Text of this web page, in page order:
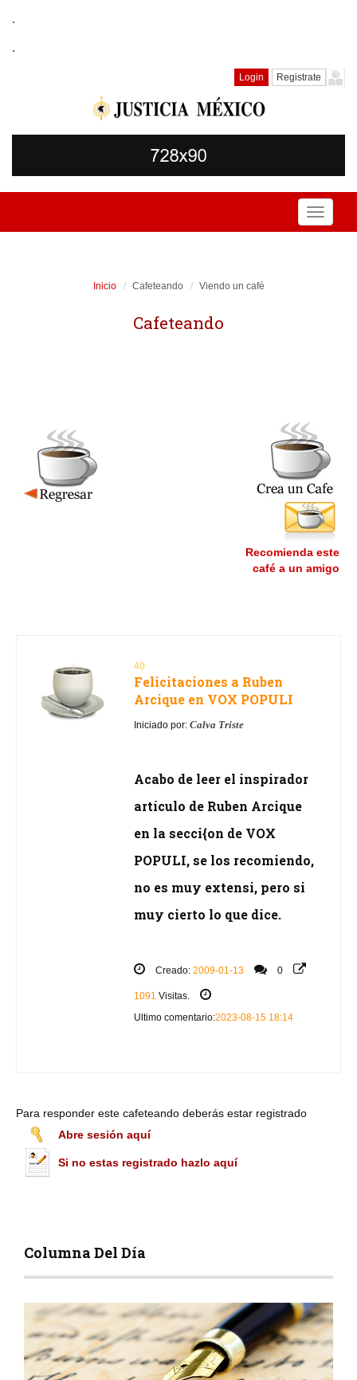
.
.
Login Registrate
Toggle
Inicio Cafeteando Viendo un café
Cafeteando
Recomienda este
café a un amigo
40
Felicitaciones a Ruben
Arcique en VOX POPULI
Iniciado por: Calva Triste
Acabo de leer el inspirador
artículo de Ruben Arcique
en la secci{on de VOX
POPULI, se los recomiendo,
no es muy extensi, pero si
muy cierto lo que dice.
Creado: 2009-01-13 0
1091 Visitas.
Ultimo comentario:2023-08-15 18:14
Para responder este cafeteando deberás estar registrado
Abre sesión aquí
Si no estas registrado hazlo aquí
Columna Del Día